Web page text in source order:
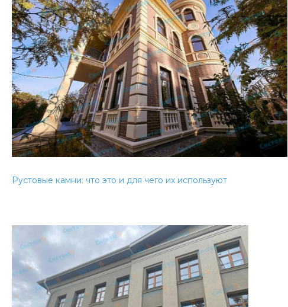
Рустовые камни: что это и для чего их используют